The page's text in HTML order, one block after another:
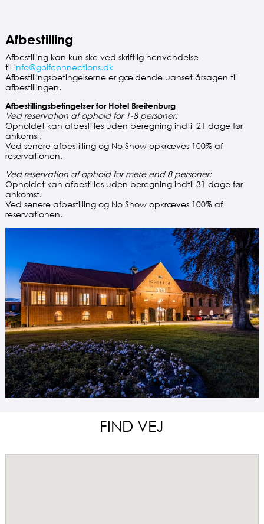
Afbestilling
Afbestilling kan kun ske ved skriftlig henvendelse
til info@golfconnections.dk
Afbestillingsbetingelserne er gældende uanset årsagen til
afbestillingen.
Afbestillingsbetingelser for Hotel Breitenburg
Ved reservation af ophold for 1-8 personer:
Opholdet kan afbestilles uden beregning indtil 21 dage før
ankomst.
Ved senere afbestilling og No Show opkræves 100% af
reservationen.
Ved reservation af ophold for mere end 8 personer:
Opholdet kan afbestilles uden beregning indtil 31 dage før
ankomst.
Ved senere afbestilling og No Show opkræves 100% af
reservationen.
FIND VEJ